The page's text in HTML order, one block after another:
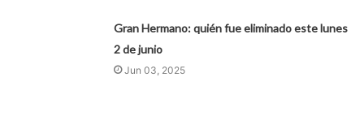
Gran Hermano: quién fue eliminado este lunes
2 de junio
Jun 03, 2025